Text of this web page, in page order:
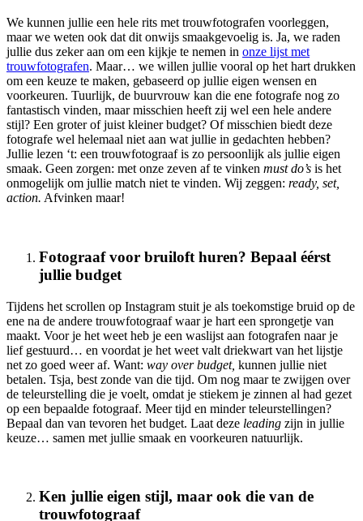
We kunnen jullie een hele rits met trouwfotografen voorleggen,
maar we weten ook dat dit onwijs smaakgevoelig is. Ja, we raden
jullie dus zeker aan om een kijkje te nemen in onze lijst met
trouwfotografen. Maar… we willen jullie vooral op het hart drukken
om een keuze te maken, gebaseerd op jullie eigen wensen en
voorkeuren. Tuurlijk, de buurvrouw kan die ene fotografe nog zo
fantastisch vinden, maar misschien heeft zij wel een hele andere
stijl? Een groter of juist kleiner budget? Of misschien biedt deze
fotografe wel helemaal niet aan wat jullie in gedachten hebben?
Jullie lezen ‘t: een trouwfotograaf is zo persoonlijk als jullie eigen
smaak. Geen zorgen: met onze zeven af te vinken must do’s is het
onmogelijk om jullie match niet te vinden. Wij zeggen: ready, set,
action. Afvinken maar!
Fotograaf voor bruiloft huren? Bepaal éérst
jullie budget
Tijdens het scrollen op Instagram stuit je als toekomstige bruid op de
ene na de andere trouwfotograaf waar je hart een sprongetje van
maakt. Voor je het weet heb je een waslijst aan fotografen naar je
lief gestuurd… en voordat je het weet valt driekwart van het lijstje
net zo goed weer af. Want: way over budget, kunnen jullie niet
betalen. Tsja, best zonde van die tijd. Om nog maar te zwijgen over
de teleurstelling die je voelt, omdat je stiekem je zinnen al had gezet
op een bepaalde fotograaf. Meer tijd en minder teleurstellingen?
Bepaal dan van tevoren het budget. Laat deze leading zijn in jullie
keuze… samen met jullie smaak en voorkeuren natuurlijk.
Ken jullie eigen stijl, maar ook die van de
trouwfotograaf